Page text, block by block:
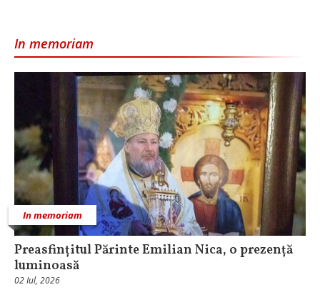
In memoriam
In memoriam
Preasfințitul Părinte Emilian Nica, o prezență
luminoasă
02 Iul, 2026